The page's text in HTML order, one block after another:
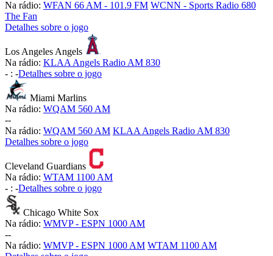
Na rádio: WFAN 66 AM - 101.9 FM WCNN - Sports Radio 680
The Fan
Detalhes sobre o jogo
Los Angeles Angels
Na rádio: KLAA Angels Radio AM 830
- : -Detalhes sobre o jogo
Miami Marlins
Na rádio: WQAM 560 AM
--
Na rádio: WQAM 560 AM KLAA Angels Radio AM 830
Detalhes sobre o jogo
Cleveland Guardians
Na rádio: WTAM 1100 AM
- : -Detalhes sobre o jogo
Chicago White Sox
Na rádio: WMVP - ESPN 1000 AM
--
Na rádio: WMVP - ESPN 1000 AM WTAM 1100 AM